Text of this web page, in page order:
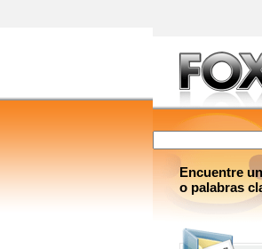
Encuentre
o palabras